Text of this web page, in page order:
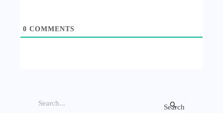
0 COMMENTS
S